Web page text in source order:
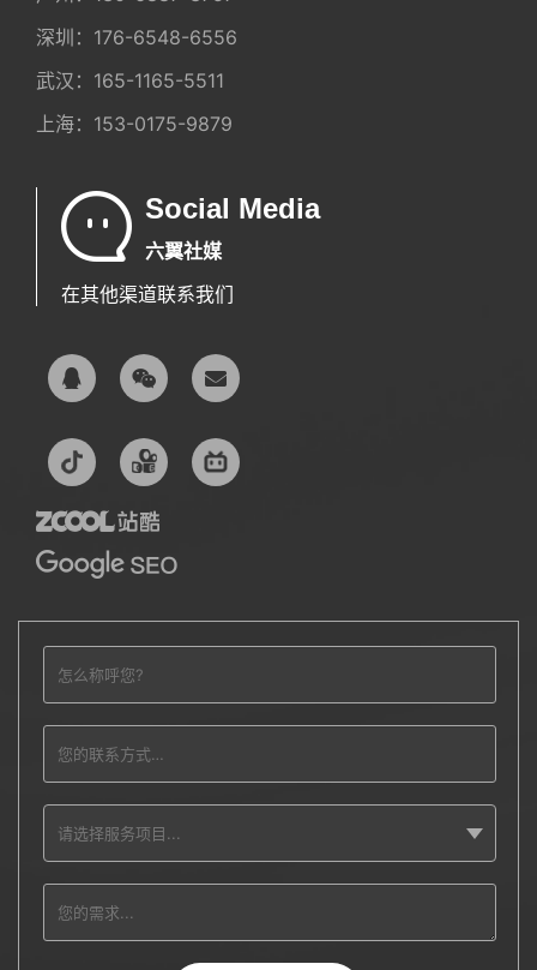
深圳： 176-6548-6556
武汉： 165-1165-5511
上海： 153-0175-9879
Social Media
六翼社媒
在其他渠道联系我们